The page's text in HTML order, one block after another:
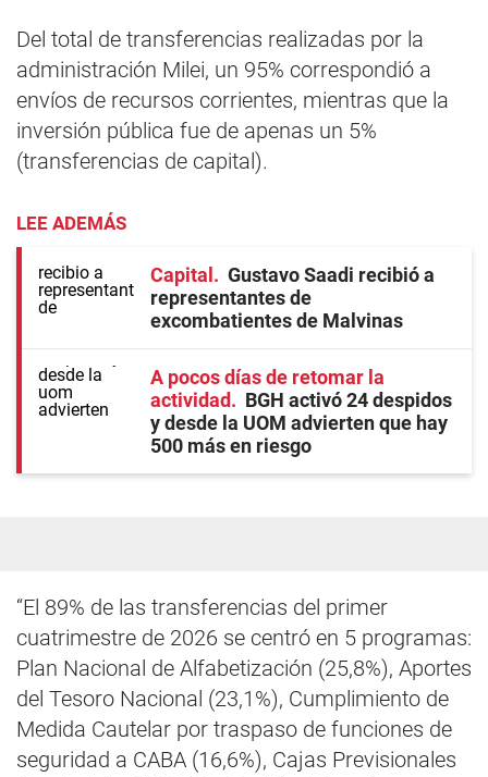
Del total de transferencias realizadas por la
administración Milei, un 95% correspondió a
envíos de recursos corrientes, mientras que la
inversión pública fue de apenas un 5%
(transferencias de capital).
LEE ADEMÁS
Capital
Gustavo Saadi recibió a
representantes de
excombatientes de Malvinas
A pocos días de retomar la
actividad
BGH activó 24 despidos
y desde la UOM advierten que hay
500 más en riesgo
“El 89% de las transferencias del primer
cuatrimestre de 2026 se centró en 5 programas:
Plan Nacional de Alfabetización (25,8%), Aportes
del Tesoro Nacional (23,1%), Cumplimiento de
Medida Cautelar por traspaso de funciones de
seguridad a CABA (16,6%), Cajas Previsionales